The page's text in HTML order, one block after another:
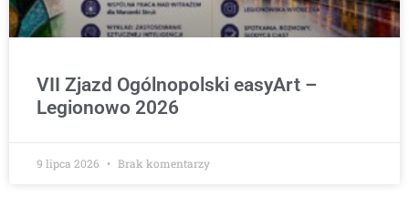
VII Zjazd Ogólnopolski easyArt –
Legionowo 2026
9 lipca 2026 Brak komentarzy